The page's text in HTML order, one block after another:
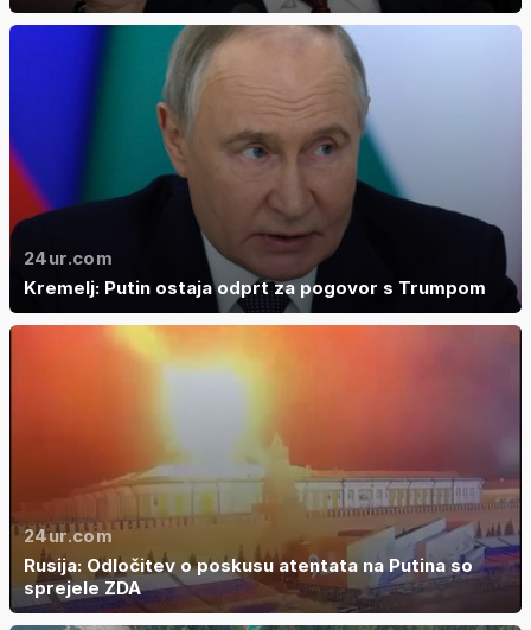
24ur.com
Kremelj: Putin ostaja odprt za pogovor s Trumpom
24ur.com
Rusija: Odločitev o poskusu atentata na Putina so
sprejele ZDA